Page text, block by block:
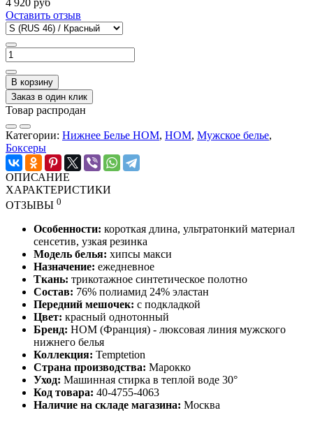
Оставить отзыв
В корзину
Заказ в один клик
Товар распродан
Категории: Нижнее Белье HOM, HOM, Мужское белье,
Боксеры
ОПИСАНИЕ
ХАРАКТЕРИСТИКИ
ОТЗЫВЫ 0
Особенности: короткая длина, ультратонкий материал
сенсетив, узкая резинка
Модель белья: хипсы макси
Назначение: ежедневное
Ткань: трикотажное синтетическое полотно
Состав: 76% полиамид 24% эластан
Передний мешочек: с подкладкой
Цвет: красный однотонный
Бренд: HOM (Франция) - люксовая линия мужского
нижнего белья
Коллекция: Temptetion
Страна производства: Марокко
Уход: Машинная стирка в теплой воде 30°
Код товара: 40-4755-4063
Наличие на складе магазина: Москва